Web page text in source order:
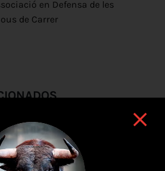
en Defensa de les
de Carrer